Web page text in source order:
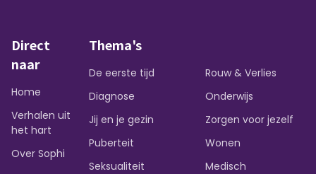
Direct
naar
Home
Verhalen uit
het hart
Over Sophi
Thema's
De eerste tijd
Diagnose
Jij en je gezin
Puberteit
Seksualiteit
Rouw & Verlies
Onderwijs
Zorgen voor jezelf
Wonen
Medisch